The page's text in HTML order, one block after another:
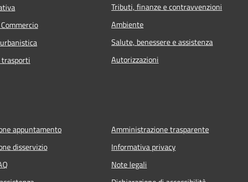
Tributi, finanze e contravvenzioni
Ambiente
Salute, benessere e assistenza
Autorizzazioni
appuntamento
disservizio
Amministrazione trasparente
Informativa privacy
Note legali